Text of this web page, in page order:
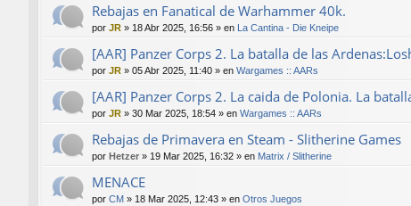
Rebajas en Fanatical de Warhammer 40k.
por JR » 18 Abr 2025, 16:56 » en La Cantina - Die Kneipe
[AAR] Panzer Corps 2. La batalla de las
por JR » 05 Abr 2025, 11:40 » en Wargames :: AARs
[AAR] Panzer Corps 2. La caida de Polonia. La
por JR » 30 Mar 2025, 18:54 » en Wargames :: AARs
Rebajas de Primavera en Steam - Slitherine Games
por Hetzer » 19 Mar 2025, 16:32 » en Matrix / Slitherine
MENACE
por CM » 18 Mar 2025, 12:43 » en Otros Juegos